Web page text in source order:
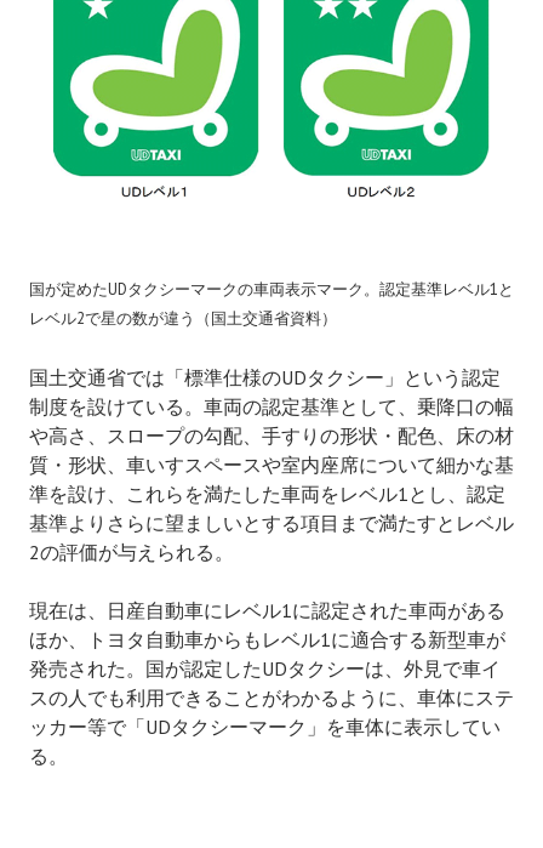
国が定めたUDタクシーマークの車両表示マーク。認定基準レベル1と
レベル2で星の数が違う（国土交通省資料）
国土交通省では「標準仕様のUDタクシー」という認定
制度を設けている。車両の認定基準として、乗降口の幅
や高さ、スロープの勾配、手すりの形状・配色、床の材
質・形状、車いすスペースや室内座席について細かな基
準を設け、これらを満たした車両をレベル1とし、認定
基準よりさらに望ましいとする項目まで満たすとレベル
2の評価が与えられる。
現在は、日産自動車にレベル1に認定された車両がある
ほか、トヨタ自動車からもレベル1に適合する新型車が
発売された。国が認定したUDタクシーは、外見で車イ
スの人でも利用できることがわかるように、車体にステ
ッカー等で「UDタクシーマーク」を車体に表示してい
る。